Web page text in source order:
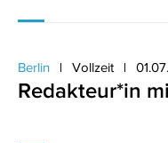
Berlin Vollzeit
Redakteur*in